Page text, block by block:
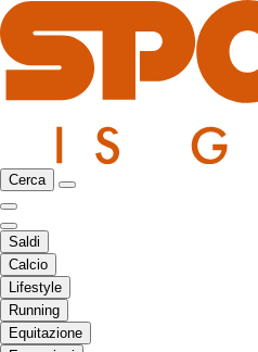
Cerca
Saldi
Calcio
Lifestyle
Running
Equitazione